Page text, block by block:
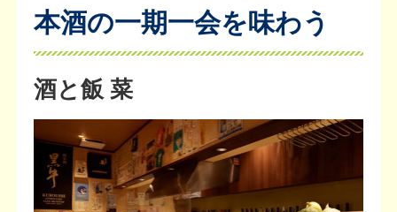
本酒の一期一会を味わう
酒と飯 菜